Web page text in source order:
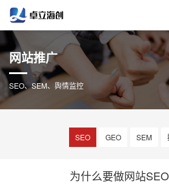
网站推广
SEO、SEM、舆情监控
SEO GEO SEM
为什么要做网站SEO